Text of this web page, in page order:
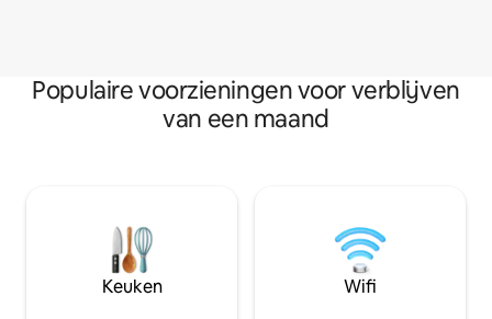
Populaire voorzieningen voor verblijven
van een maand
Keuken Wifi